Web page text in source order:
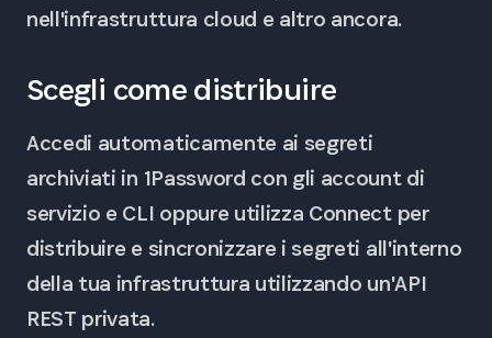
nell'infrastruttura cloud e altro ancora.
Scegli come distribuire
Accedi automaticamente ai segreti
archiviati in 1Password con gli account di
servizio e CLI oppure utilizza Connect per
distribuire e sincronizzare i segreti all'interno
della tua infrastruttura utilizzando un'API
REST privata.